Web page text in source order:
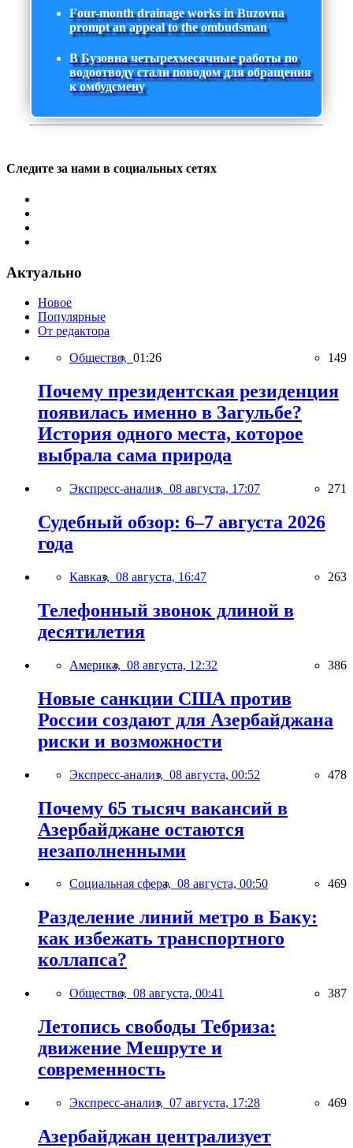
Four-month drainage works in Buzovna
prompt an appeal to the ombudsman
В Бузовна четырехмесячные работы по
водоотводу стали поводом для обращения
к омбудсмену
Следите за нами в социальных сетях
Актуально
Новое
Популярные
От редактора
Общество, 01:26 149
Почему президентская резиденция
появилась именно в Загульбе?
История одного места, которое
выбрала сама природа
Экспресс-анализ, 08 августа, 17:07 271
Судебный обзор: 6–7 августа 2026
года
Кавказ, 08 августа, 16:47 263
Телефонный звонок длиной в
десятилетия
Америка, 08 августа, 12:32 386
Новые санкции США против
России создают для Азербайджана
риски и возможности
Экспресс-анализ, 08 августа, 00:52 478
Почему 65 тысяч вакансий в
Азербайджане остаются
незаполненными
Социальная сфера, 08 августа, 00:50 469
Разделение линий метро в Баку:
как избежать транспортного
коллапса?
Общество, 08 августа, 00:41 387
Летопись свободы Тебриза:
движение Мешруте и
современность
Экспресс-анализ, 07 августа, 17:28 469
Азербайджан централизует